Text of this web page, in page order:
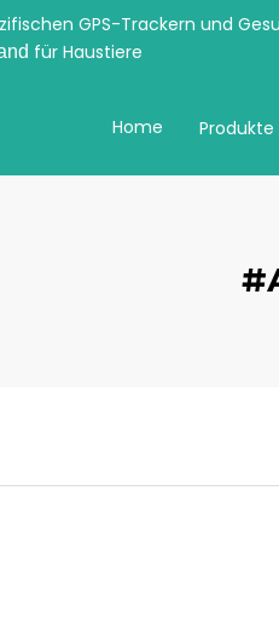
GPS-Trackern und
für Haustiere
Home Produkte